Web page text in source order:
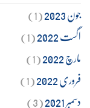
جون 2023
(1)
اگست 2022
(1)
مارچ 2022
(1)
فروری 2022
(1)
دسمبر 2021
(3)